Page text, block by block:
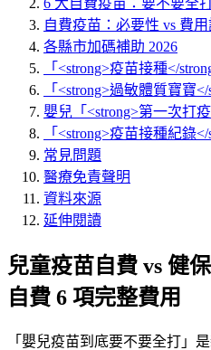
6 大自費疫苗：要不要全
自費疫苗：必要性 vs 費
各縣市加碼補助 2026
「<strong>疫苗接種</
「<strong>過敏體質寶寶
嬰兒「<strong>第一次打
「<strong>疫苗接種紀錄
常見問題
醫療免責聲明
資料來源
延伸閱讀
兒童疫苗自費 vs 健
自費 6 項完整費用
「 嬰兒疫苗到底要不要全打 」